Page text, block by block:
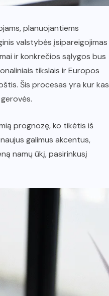
planuojantiems
valstybės įsipareigojimas
ir konkrečios sąlygos bus
tikslais ir Europos
Šis procesas yra kur kas
prognozę, ko tikėtis iš
galimus akcentus,
namų ūkį, pasirinkusį